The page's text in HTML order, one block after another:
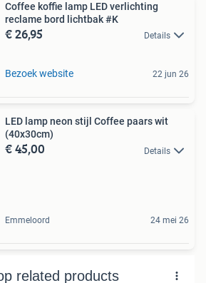
Coffee koffie lamp LED verlichting
reclame bord lichtbak #K
€ 26,95 Details
Bezoek website 22 jun 26
LED lamp neon stijl Coffee paars wit
(40x30cm)
€ 45,00 Details
Emmeloord 24 mei 26